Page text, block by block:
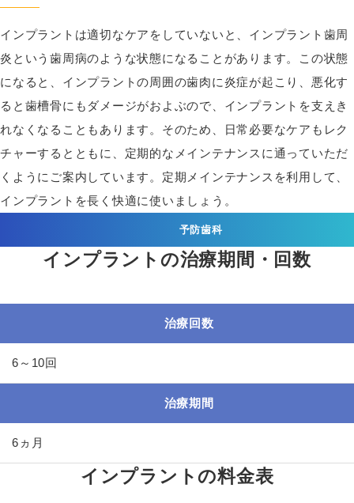
インプラントは適切なケアをしていないと、インプラント歯周
炎という歯周病のような状態になることがあります。この状態
になると、インプラントの周囲の歯肉に炎症が起こり、悪化す
ると歯槽骨にもダメージがおよぶので、インプラントを支えき
れなくなることもあります。そのため、日常必要なケアもレク
チャーするとともに、定期的なメインテナンスに通っていただ
くようにご案内しています。定期メインテナンスを利用して、
インプラントを長く快適に使いましょう。
予防歯科
インプラントの治療期間・回数
治療回数
6～10回
治療期間
6ヵ月
インプラントの料金表